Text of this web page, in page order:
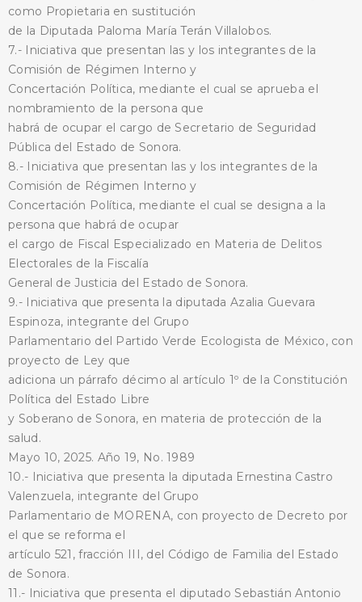
BUSCA AQUÍ
como Propietaria en sustitución
de la Diputada Paloma María Terán Villalobos.
7.- Iniciativa que presentan las y los integrantes de la
Comisión de Régimen Interno y
Concertación Política, mediante el cual se aprueba el
nombramiento de la persona que
habrá de ocupar el cargo de Secretario de Seguridad
Pública del Estado de Sonora.
8.- Iniciativa que presentan las y los integrantes de la
Comisión de Régimen Interno y
Concertación Política, mediante el cual se designa a la
persona que habrá de ocupar
el cargo de Fiscal Especializado en Materia de Delitos
Electorales de la Fiscalía
General de Justicia del Estado de Sonora.
9.- Iniciativa que presenta la diputada Azalia Guevara
Espinoza, integrante del Grupo
Parlamentario del Partido Verde Ecologista de México, con
proyecto de Ley que
adiciona un párrafo décimo al artículo 1º de la Constitución
Política del Estado Libre
y Soberano de Sonora, en materia de protección de la
salud.
Mayo 10, 2025. Año 19, No. 1989
10.- Iniciativa que presenta la diputada Ernestina Castro
Valenzuela, integrante del Grupo
Parlamentario de MORENA, con proyecto de Decreto por
el que se reforma el
artículo 521, fracción III, del Código de Familia del Estado
de Sonora.
11.- Iniciativa que presenta el diputado Sebastián Antonio